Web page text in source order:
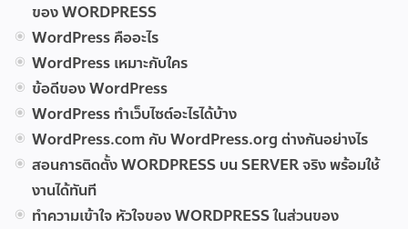
ของ WORDPRESS
WordPress คืออะไร
WordPress เหมาะกับใคร
ข้อดีของ WordPress
WordPress ทำเว็บไซต์อะไรได้บ้าง
WordPress.com กับ WordPress.org ต่างกันอย่างไร
สอนการติดตั้ง WORDPRESS บน SERVER จริง พร้อมใช้
งานได้ทันที
ทำความเข้าใจ หัวใจของ WORDPRESS ในส่วนของ